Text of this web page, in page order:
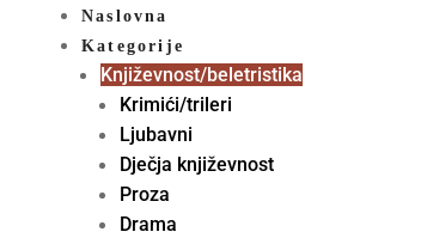
Naslovna
Kategorije
Književnost/beletristika
Krimići/trileri
Ljubavni
Dječja književnost
Proza
Drama